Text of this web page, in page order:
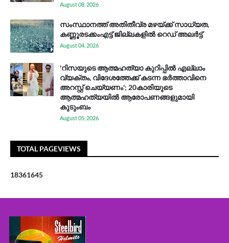
August 08, 2026
സം​സ്ഥാ​ന​ത്ത് അ​തി​തീ​വ്ര മ​ഴ​യ്ക്ക് സാ​ധ്യ​ത,
കണ്ണൂരടക്കംഎ​ട്ട് ജി​ല്ല​ക​ളി​ൽ റെ​ഡ് അ​ലർ​ട്ട്
August 04, 2026
'റിസയുടെ ആത്മഹത്യാ കുറിപ്പിൽ എല്ലാം
വ്യക്തം, വിദേശത്തേക്ക് കടന്ന ഭർത്താവിനെ
അറസ്റ്റ് ചെയ്യണം'; 20കാരിയുടെ
ആത്മഹത്യയിൽ ആരോപണങ്ങളുമായി
കുടുംബം
August 05, 2026
TOTAL PAGEVIEWS
18361645